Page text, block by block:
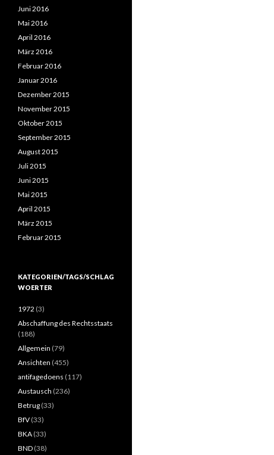
Juni 2016
Mai 2016
April 2016
März 2016
Februar 2016
Januar 2016
Dezember 2015
November 2015
Oktober 2015
September 2015
August 2015
Juli 2015
Juni 2015
Mai 2015
April 2015
März 2015
Februar 2015
KATEGORIEN/TAGS/SCHLAG
WOERTER
1972 (3)
Abschaffung des Rechtsstaats
(188)
Allgemein (79)
Ansichten (455)
antifagedoens (117)
Austausch (236)
Betrug (33)
BfV (33)
BKA (33)
BND (38)